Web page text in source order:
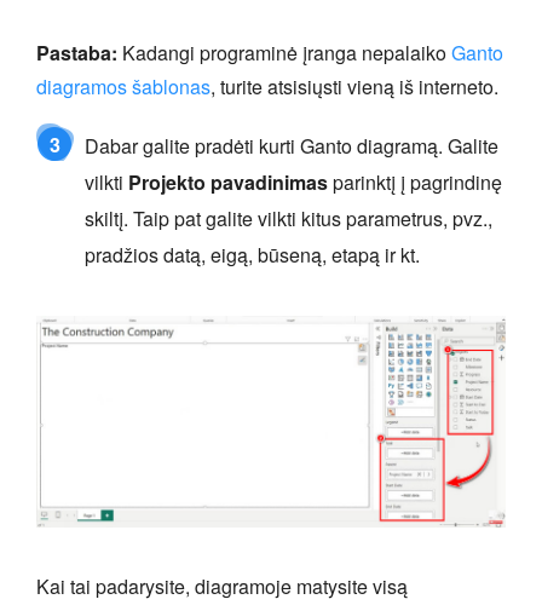
Pastaba: Kadangi programinė įranga nepalaikoGanto
diagramos šablonas, turite atsisiųsti vieną iš interneto.
3
Dabar galite pradėti kurti Ganto diagramą. Galite
vilkti Projekto pavadinimasparinktį į pagrindinę
skiltį. Taip pat galite vilkti kitus parametrus, pvz.,
pradžios datą, eigą, būseną, etapą ir kt.
Kai tai padarysite, diagramoje matysite visą